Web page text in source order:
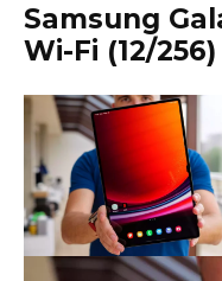
Samsung
Wi-Fi (12/256)